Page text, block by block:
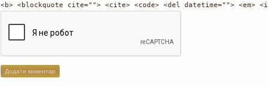
<b> <blockquote cite=""> <cite> <code> <del datetime=""> <em>